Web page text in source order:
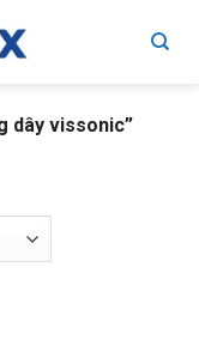
dây vissonic”